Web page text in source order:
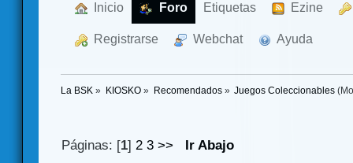
Inicio Foro Etiquetas Ezine
Registrarse Webchat Ayuda
La BSK » KIOSKO» Recomendados» Juegos Coleccionables
Páginas: [1]2 3 >> Ir Abajo